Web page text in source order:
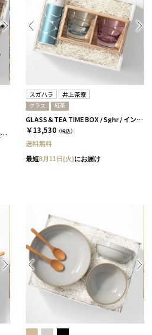
FOOD＆TABLE WARE BOX / 9°/ 白無垢&茶大色
スガハラ 井上茶寮
グラス 紅茶
GLASS＆TEA TIME BOX / Sghr / インディゴ＆ワインレッド
￥13,530 （税込）
送料無料
最短8月11日(火)にお届け